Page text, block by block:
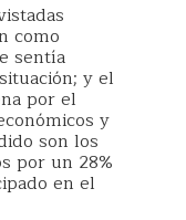
como
sentía
y el
por el
y
son los
por un 28%
en el